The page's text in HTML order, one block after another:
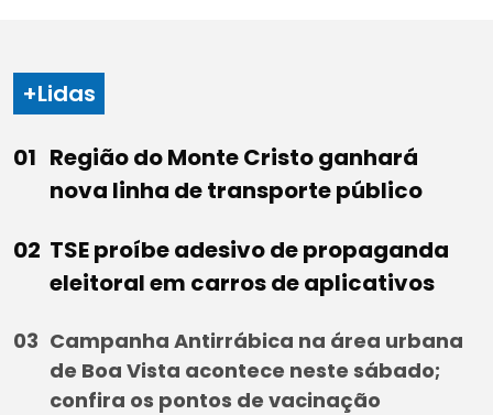
+Lidas
Região do Monte Cristo ganhará
nova linha de transporte público
TSE proíbe adesivo de propaganda
eleitoral em carros de aplicativos
Campanha Antirrábica na área urbana
de Boa Vista acontece neste sábado;
confira os pontos de vacinação